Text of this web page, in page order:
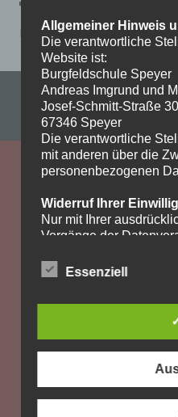
Deutsch-4
Impressum &
WordPress-Theme:
Allgemeiner Hinweis
Die verantwortliche
Website ist:
Burgfeldschule Speyer
Andreas Imgrund und
Josef-Schmitt-Straße 30
67346 Speyer
Die verantwortliche
mit anderen über die
personenbezogenen
Widerruf Ihrer
Nur mit Ihrer
Vorgänge der
Widerruf genügt eine
Recht auf
Aufsichtsbehörde
Als Betroffener steht
der zuständigen
Aufsichtsbehörde
Essenziell